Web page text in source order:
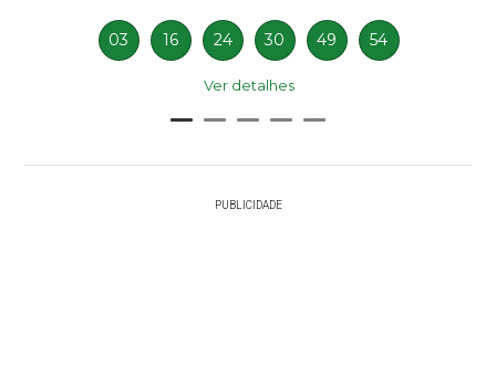
03 16 24 30 49 54
Ver detalhes
PUBLICIDADE